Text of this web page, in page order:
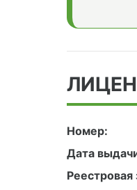
Номер:
Дата
Реестровая